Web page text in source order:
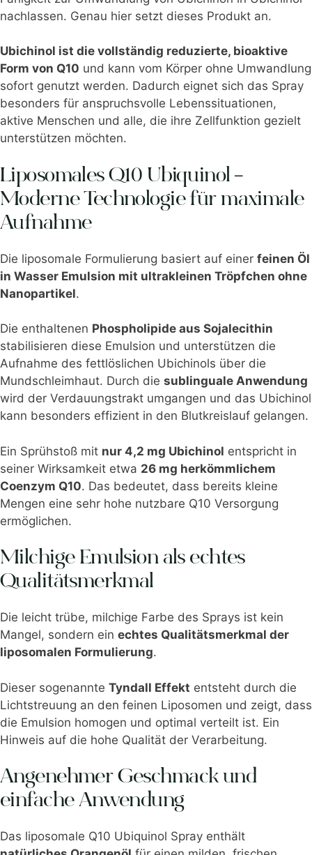
nachlassen. Genau hier setzt dieses Produkt an.
Ubichinol ist die vollständig reduzierte, bioaktive
Form von Q10 und kann vom Körper ohne Umwandlung
sofort genutzt werden. Dadurch eignet sich das Spray
besonders für anspruchsvolle Lebenssituationen,
aktive Menschen und alle, die ihre Zellfunktion gezielt
unterstützen möchten.
Liposomales Q10 Ubiquinol –
Moderne Technologie für maximale
Aufnahme
Die liposomale Formulierung basiert auf einer feinen Öl
in Wasser Emulsion mit ultrakleinen Tröpfchen ohne
Nanopartikel.
Die enthaltenen Phospholipide aus Sojalecithin
stabilisieren diese Emulsion und unterstützen die
Aufnahme des fettlöslichen Ubichinols über die
Mundschleimhaut. Durch die sublinguale Anwendung
wird der Verdauungstrakt umgangen und das Ubichinol
kann besonders effizient in den Blutkreislauf gelangen.
Ein Sprühstoß mit nur 4,2 mg Ubichinol entspricht in
seiner Wirksamkeit etwa 26 mg herkömmlichem
Coenzym Q10. Das bedeutet, dass bereits kleine
Mengen eine sehr hohe nutzbare Q10 Versorgung
ermöglichen.
Milchige Emulsion als echtes
Qualitätsmerkmal
Die leicht trübe, milchige Farbe des Sprays ist kein
Mangel, sondern ein echtes Qualitätsmerkmal der
liposomalen Formulierung.
Dieser sogenannte Tyndall Effekt entsteht durch die
Lichtstreuung an den feinen Liposomen und zeigt, dass
die Emulsion homogen und optimal verteilt ist. Ein
Hinweis auf die hohe Qualität der Verarbeitung.
Angenehmer Geschmack und
einfache Anwendung
Das liposomale Q10 Ubiquinol Spray enthält